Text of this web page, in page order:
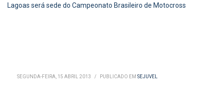
Lagoas será sede do Campeonato Brasileiro de Motocross
SEGUNDA-FEIRA, 15 ABRIL 2013 / PUBLICADO EM SEJUVEL